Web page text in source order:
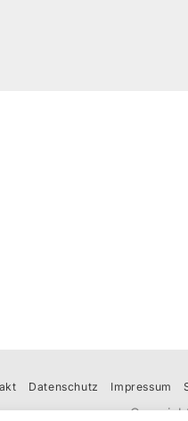
Datenschutz Impressum